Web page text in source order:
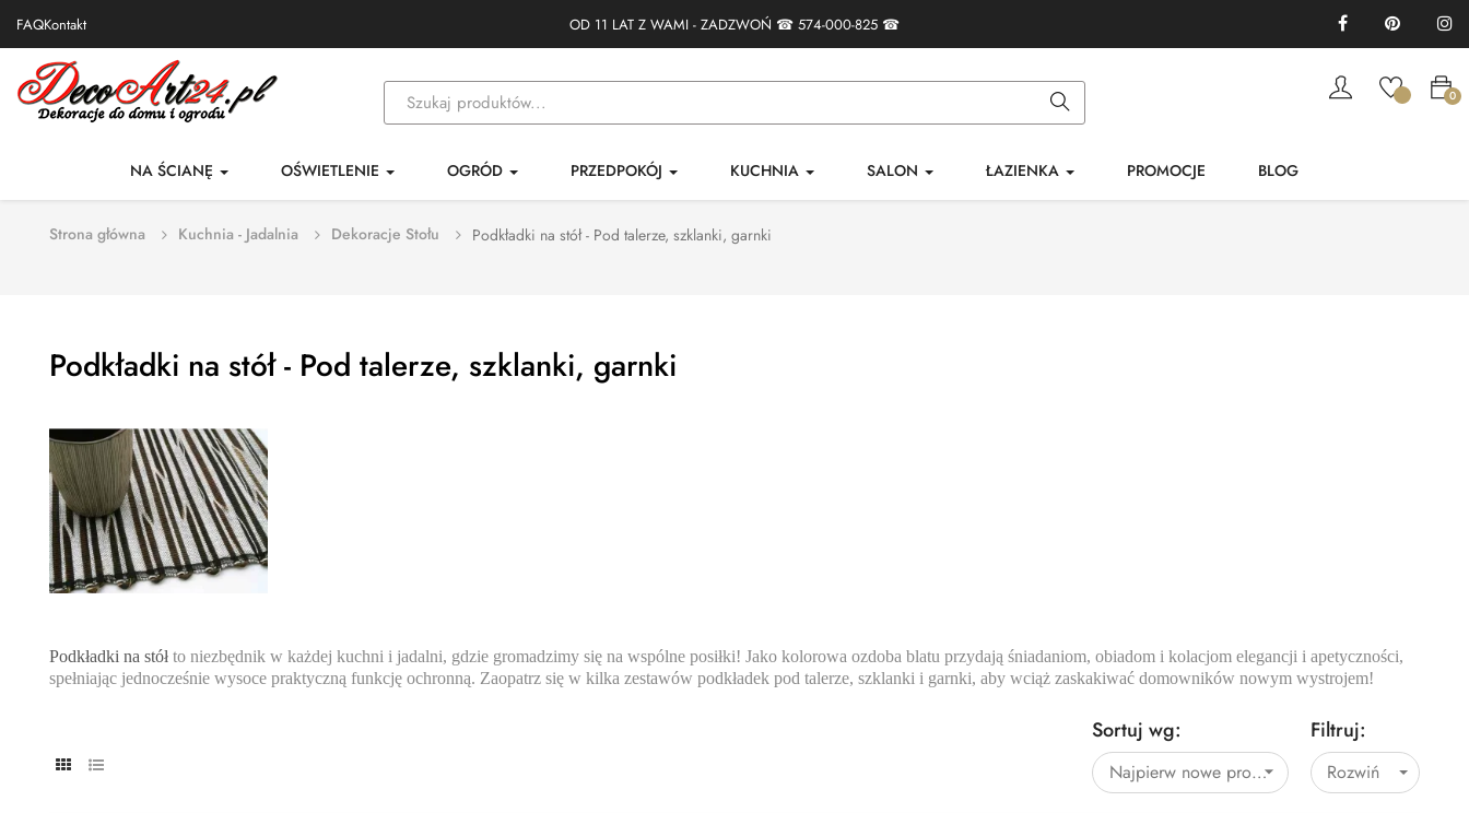
FAQKontakt OD 11 LAT Z WAMI - ZADZWOŃ ☎ 574-000-825 ☎ FacebookPinterest
0
NA ŚCIANĘ OŚWIETLENIE OGRÓD PRZEDPOKÓJ KUCHNIA SALON ŁAZIENKA PROMOCJE BLOG
Strona główna Kuchnia - Jadalnia Dekoracje Stołu Podkładki na stół - Pod talerze, szklanki, garnki
Podkładki na stół - Pod talerze, szklanki, garnki
Podkładki na stół to niezbędnik w każdej kuchni i jadalni, gdzie gromadzimy się na wspólne posiłki! Jako kolorowa ozdoba blatu przydają śniadaniom, obiadom i kolacjom elegancji i apetyczności,
spełniając jednocześnie wysoce praktyczną funkcję ochronną. Zaopatrz się w kilka zestawów podkładek pod talerze, szklanki i garnki, aby wciąż zaskakiwać domowników nowym wystrojem!
Sortuj wg:
Najpierw nowe produkty

Filtruj:
Rozwiń